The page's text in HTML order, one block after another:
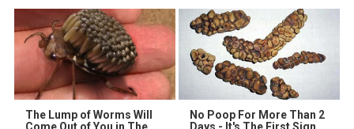
The Lump of Worms Will
Come Out of You in The
No Poop For More Than 2
Days - It's The First Sign